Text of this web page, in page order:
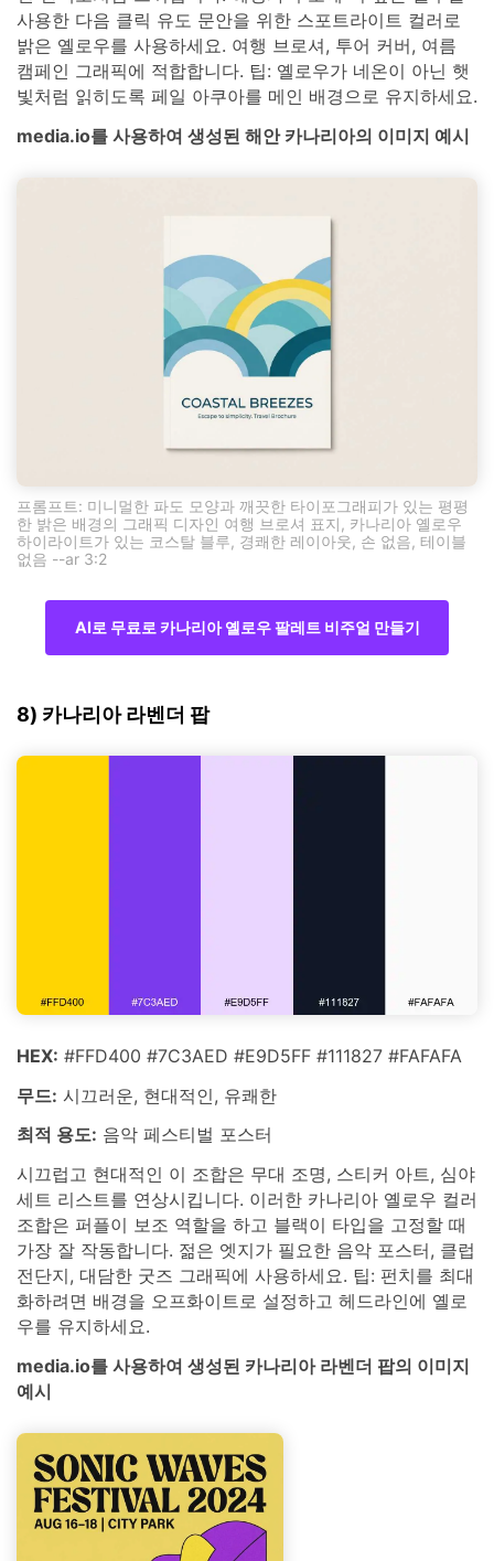
사용한 다음 클릭 유도 문안을 위한 스포트라이트 컬러로
밝은 옐로우를 사용하세요. 여행 브로셔, 투어 커버, 여름
캠페인 그래픽에 적합합니다. 팁: 옐로우가 네온이 아닌 햇
빛처럼 읽히도록 페일 아쿠아를 메인 배경으로 유지하세요.
media.io를 사용하여 생성된 해안 카나리아의 이미지 예시
프롬프트: 미니멀한 파도 모양과 깨끗한 타이포그래피가 있는 평평
한 밝은 배경의 그래픽 디자인 여행 브로셔 표지, 카나리아 옐로우
하이라이트가 있는 코스탈 블루, 경쾌한 레이아웃, 손 없음, 테이블
없음 --ar 3:2
AI로 무료로 카나리아 옐로우 팔레트 비주얼 만들기
8) 카나리아 라벤더 팝
HEX: #FFD400 #7C3AED #E9D5FF #111827 #FAFAFA
무드: 시끄러운, 현대적인, 유쾌한
최적 용도: 음악 페스티벌 포스터
시끄럽고 현대적인 이 조합은 무대 조명, 스티커 아트, 심야
세트 리스트를 연상시킵니다. 이러한 카나리아 옐로우 컬러
조합은 퍼플이 보조 역할을 하고 블랙이 타입을 고정할 때
가장 잘 작동합니다. 젊은 엣지가 필요한 음악 포스터, 클럽
전단지, 대담한 굿즈 그래픽에 사용하세요. 팁: 펀치를 최대
화하려면 배경을 오프화이트로 설정하고 헤드라인에 옐로
우를 유지하세요.
media.io를 사용하여 생성된 카나리아 라벤더 팝의 이미지
예시